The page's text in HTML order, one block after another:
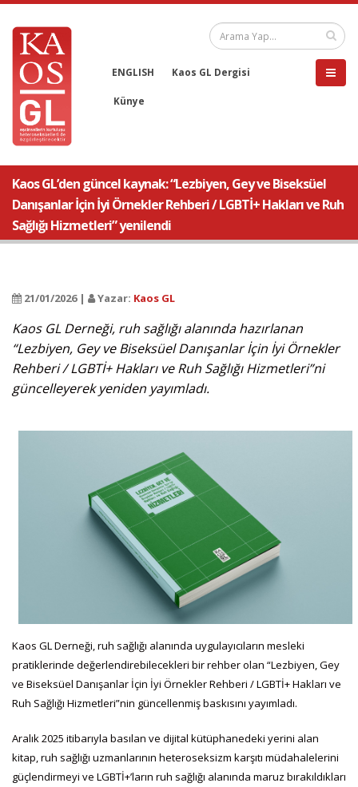
ENGLISH Kaos GL Dergisi
Künye
Kaos GL’den güncel kaynak: “Lezbiyen, Gey ve Biseksüel
Danışanlar İçin İyi Örnekler Rehberi / LGBTİ+ Hakları ve Ruh
Sağlığı Hizmetleri” yenilendi
21/01/2026 | Yazar: Kaos GL
Kaos GL Derneği, ruh sağlığı alanında hazırlanan
“Lezbiyen, Gey ve Biseksüel Danışanlar İçin İyi Örnekler
Rehberi / LGBTİ+ Hakları ve Ruh Sağlığı Hizmetleri”ni
güncelleyerek yeniden yayımladı.
Kaos GL Derneği, ruh sağlığı alanında uygulayıcıların mesleki
pratiklerinde değerlendirebilecekleri bir rehber olan “Lezbiyen, Gey
ve Biseksüel Danışanlar İçin İyi Örnekler Rehberi / LGBTİ+ Hakları ve
Ruh Sağlığı Hizmetleri”nin güncellenmiş baskısını yayımladı.
Aralık 2025 itibarıyla basılan ve dijital kütüphanedeki yerini alan
kitap, ruh sağlığı uzmanlarının heteroseksizm karşıtı müdahalelerini
güçlendirmeyi ve LGBTİ+’ların ruh sağlığı alanında maruz bırakıldıkları